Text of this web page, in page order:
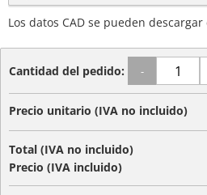
Los datos CAD se pueden descargar
Cantidad del pedido: -
Precio unitario (IVA no incluido)
Total (IVA no incluido)
Precio (IVA incluido)